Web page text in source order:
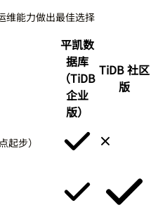
维能力做出最佳选择
平凯数
据库
（TiDB
企业
版）
TiDB 社区
版
起步）